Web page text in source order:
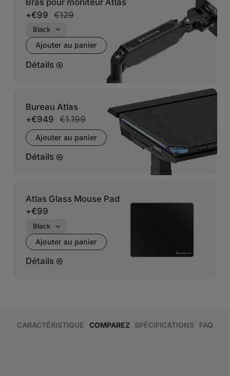
Bras pour moniteur Atlas
+€99 €129
Ajouter au panier
Détails
Bureau Atlas
+€949 €1.199
Ajouter au panier
Détails
Atlas Glass Mouse Pad
+€99
Ajouter au panier
Détails
CARACTÉRISTIQUE COMPAREZ SPÉCIFICATIONS FAQ